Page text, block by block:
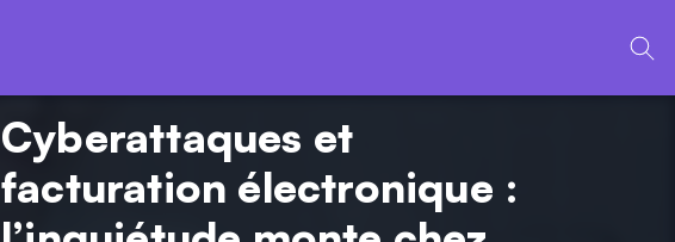
Cyberattaques et
facturation électronique :